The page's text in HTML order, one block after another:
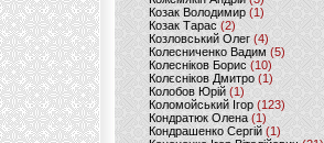
Козак Володимир (1)
Козак Тарас (2)
Козловський Олег(4)
Колесниченко Вадим (5)
Колесніков Борис (10)
Колєсніков Дмитро (1)
Колобов Юрій (1)
Коломойський Ігор (123)
Кондратюк Олена(1)
Кондрашенко Сергій (1)